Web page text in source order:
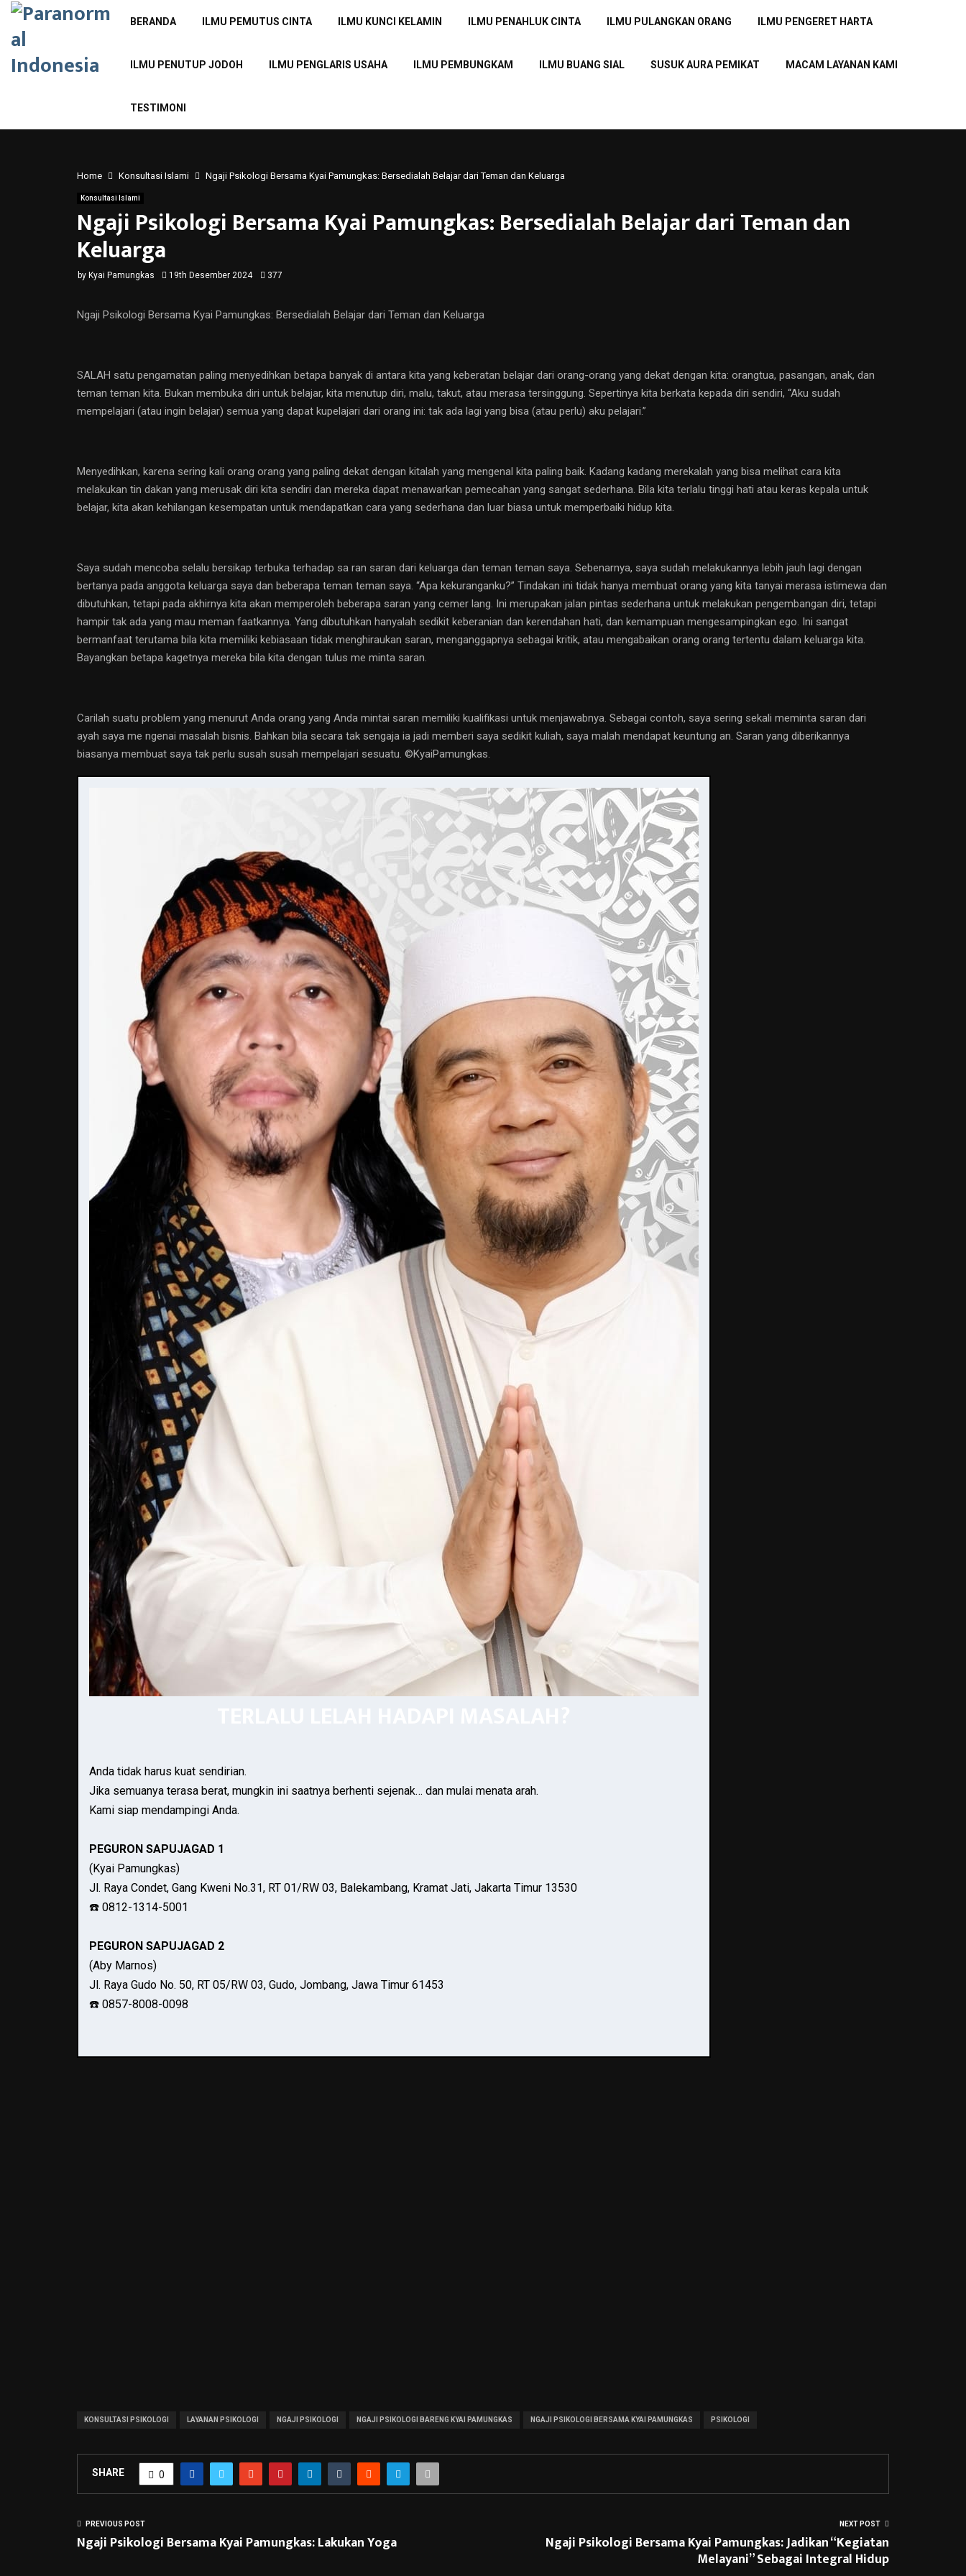
BERANDA ILMU PEMUTUS CINTA ILMU KUNCI KELAMIN ILMU PENAHLUK CINTA ILMU PULANGKAN ORANG ILMU PENGERET HARTA
ILMU PENUTUP JODOH ILMU PENGLARIS USAHA ILMU PEMBUNGKAM ILMU BUANG SIAL SUSUK AURA PEMIKAT MACAM LAYANAN KAMI
TESTIMONI
Home Konsultasi Islami Ngaji Psikologi Bersama Kyai Pamungkas: Bersedialah Belajar dari Teman dan Keluarga
Konsultasi Islami
Ngaji Psikologi Bersama Kyai Pamungkas: Bersedialah Belajar dari Teman dan
Keluarga
by Kyai Pamungkas 19th Desember 2024 377
Ngaji Psikologi Bersama Kyai Pamungkas: Bersedialah Belajar dari Teman dan Keluarga
SALAH satu pengamatan paling menyedihkan betapa banyak di antara kita yang keberatan belajar dari orang-orang yang dekat dengan kita: orangtua, pasangan, anak, dan
teman teman kita. Bukan membuka diri untuk belajar, kita menutup diri, malu, takut, atau merasa tersinggung. Sepertinya kita berkata kepada diri sendiri, “Aku sudah
mempelajari (atau ingin belajar) semua yang dapat kupelajari dari orang ini: tak ada lagi yang bisa (atau perlu) aku pelajari.”
Menyedihkan, karena sering kali orang orang yang paling dekat dengan kitalah yang mengenal kita paling baik. Kadang kadang merekalah yang bisa melihat cara kita
melakukan tin dakan yang merusak diri kita sendiri dan mereka dapat menawarkan pemecahan yang sangat sederhana. Bila kita terlalu tinggi hati atau keras kepala untuk
belajar, kita akan kehilangan kesempatan untuk mendapatkan cara yang sederhana dan luar biasa untuk memperbaiki hidup kita.
Saya sudah mencoba selalu bersikap terbuka terhadap sa ran saran dari keluarga dan teman teman saya. Sebenarnya, saya sudah melakukannya lebih jauh lagi dengan
bertanya pada anggota keluarga saya dan beberapa teman teman saya. “Apa kekuranganku?” Tindakan ini tidak hanya membuat orang yang kita tanyai merasa istimewa dan
dibutuhkan, tetapi pada akhirnya kita akan memperoleh beberapa saran yang cemer lang. Ini merupakan jalan pintas sederhana untuk melakukan pengembangan diri, tetapi
hampir tak ada yang mau meman faatkannya. Yang dibutuhkan hanyalah sedikit keberanian dan kerendahan hati, dan kemampuan mengesampingkan ego. Ini sangat
bermanfaat terutama bila kita memiliki kebiasaan tidak menghiraukan saran, menganggapnya sebagai kritik, atau mengabaikan orang orang tertentu dalam keluarga kita.
Bayangkan betapa kagetnya mereka bila kita dengan tulus me minta saran.
Carilah suatu problem yang menurut Anda orang yang Anda mintai saran memiliki kualifikasi untuk menjawabnya. Sebagai contoh, saya sering sekali meminta saran dari
ayah saya me ngenai masalah bisnis. Bahkan bila secara tak sengaja ia jadi memberi saya sedikit kuliah, saya malah mendapat keuntung an. Saran yang diberikannya
biasanya membuat saya tak perlu susah susah mempelajari sesuatu. ©️KyaiPamungkas.
Anda tidak harus kuat sendirian.
Jika semuanya terasa berat, mungkin ini saatnya berhenti sejenak… dan mulai menata arah.
Kami siap mendampingi Anda.
PEGURON SAPUJAGAD 1
(Kyai Pamungkas)
Jl. Raya Condet, Gang Kweni No.31, RT 01/RW 03, Balekambang, Kramat Jati, Jakarta Timur 13530
☎️ 0812-1314-5001
PEGURON SAPUJAGAD 2
(Aby Marnos)
Jl. Raya Gudo No. 50, RT 05/RW 03, Gudo, Jombang, Jawa Timur 61453
☎️ 0857-8008-0098
KONSULTASI PSIKOLOGI LAYANAN PSIKOLOGI NGAJI PSIKOLOGI NGAJI PSIKOLOGI BARENG KYAI PAMUNGKAS NGAJI PSIKOLOGI BERSAMA KYAI PAMUNGKAS PSIKOLOGI
SHARE 0
PREVIOUS POST
Ngaji Psikologi Bersama Kyai Pamungkas: Lakukan Yoga
NEXT POST
Ngaji Psikologi Bersama Kyai Pamungkas: Jadikan “Kegiatan
Melayani” Sebagai Integral Hidup